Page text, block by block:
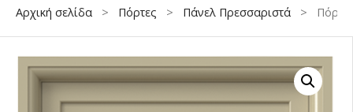
Αρχική σελίδα > Πόρτες > Πάνελ Πρεσσαριστά > Πόρτα